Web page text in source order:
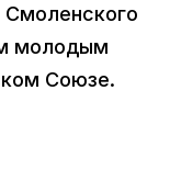
Смоленского
молодым
Союзе.